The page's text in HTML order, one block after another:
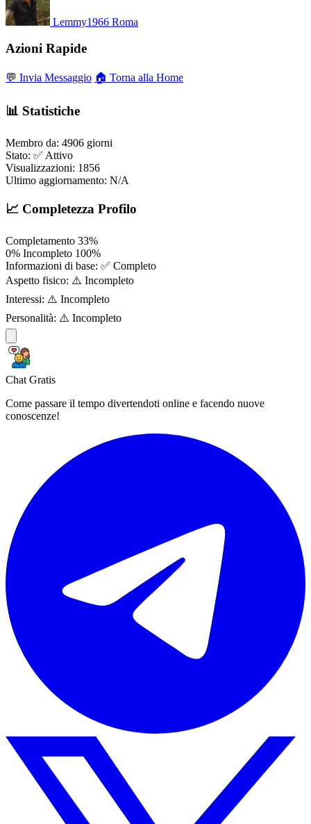
Lemmy1966 Roma
Azioni Rapide
💬 Invia Messaggio 🏠 Torna alla Home
📊 Statistiche
Membro da: 4906 giorni
Stato: ✅ Attivo
Visualizzazioni: 1856
Ultimo aggiornamento: N/A
📈 Completezza Profilo
Completamento 33%
0% Incompleto 100%
Informazioni di base: ✅ Completo
Aspetto fisico: ⚠️ Incompleto
Interessi: ⚠️ Incompleto
Personalità: ⚠️ Incompleto
Chat Gratis
Come passare il tempo divertendoti online e facendo nuove
conoscenze!